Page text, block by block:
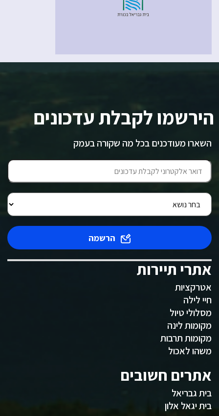
הירשמו לקבלת עדכונים
השארו מעודכנים בכל מה שקורה בעמק
הרשמה
אתרי תיירות
אטרקציות
חיי לילה
מסלולי טיול
מקומות לינה
מקומות תרבות
משהו לאכול
אתרים חשובים
בית גבריאל
בית יגאל אלון